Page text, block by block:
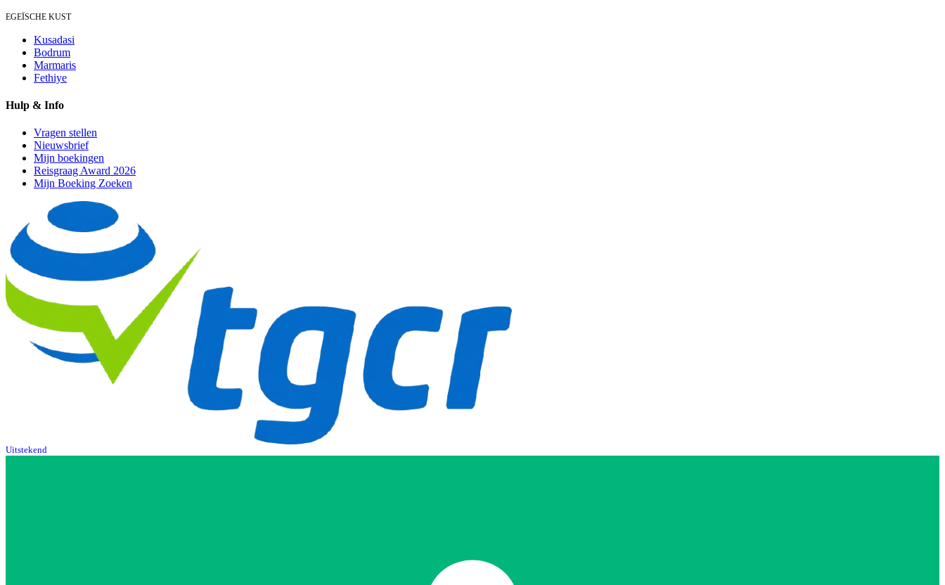
EGEÏSCHE KUST
Kusadasi
Bodrum
Marmaris
Fethiye
Hulp & Info
Vragen stellen
Nieuwsbrief
Mijn boekingen
Reisgraag Award 2026
Mijn Boeking Zoeken
Uitstekend